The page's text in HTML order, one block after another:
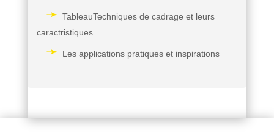
TableauTechniques de cadrage et leurs
caractristiques
Les applications pratiques et inspirations